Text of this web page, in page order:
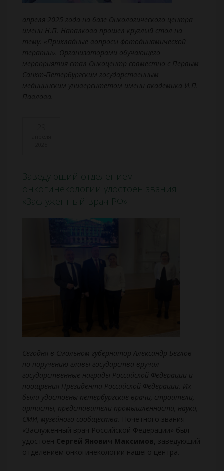
апреля 2025 года на базе Онкологического центра
имени Н.П. Напалкова прошел круглый стол на
тему: «Прикладные вопросы фотодинамической
терапии». Организаторами обучающего
мероприятия стал Онкоцентр совместно с Первым
Санкт-Петербургским государственным
медицинским университетом имени академика И.П.
Павлова.
Заведующий отделением
онкогинекологии удостоен звания
«Заслуженный врач РФ»
Сегодня в Смольном губернатор Александр Беглов
по поручению главы государства вручил
государственные награды Российской Федерации и
поощрения Президента Российской Федерации. Их
были удостоены петербургские врачи, строители,
артисты, представители промышленности, науки,
СМИ, музейного сообщества. Почетного звания
«Заслуженный врач Российской Федерации» был
удостоен Сергей Янович Максимов, заведующий
отделением онкогинекологии нашего центра.